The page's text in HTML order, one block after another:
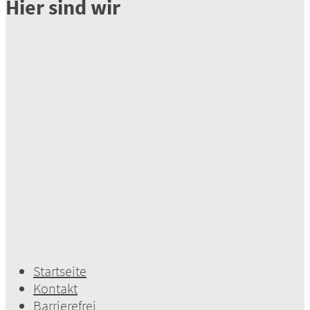
Hier sind wir
Startseite
Kontakt
Barrierefrei